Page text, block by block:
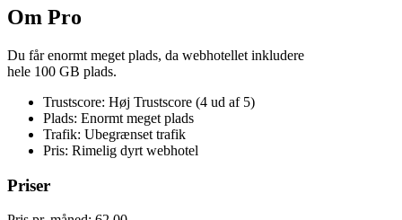
Om Pro
Du får enormt meget plads, da webhotellet inkludere
hele 100 GB plads.
Trustscore: Høj Trustscore (4 ud af 5)
Plads: Enormt meget plads
Trafik: Ubegrænset trafik
Pris: Rimelig dyrt webhotel
Priser